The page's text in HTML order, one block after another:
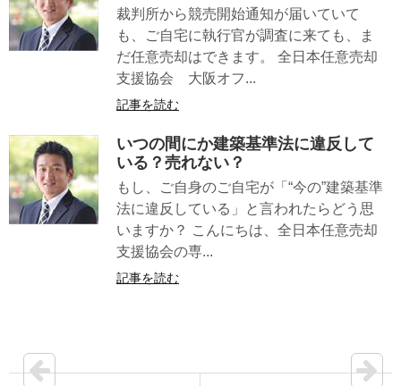
裁判所から競売開始通知が届いていて
も、ご自宅に執行官が調査に来ても、ま
だ任意売却はできます。 全日本任意売却
支援協会 大阪オフ...
記事を読む
いつの間にか建築基準法に違反して
いる？売れない？
もし、ご自身のご自宅が「“今の”建築基準
法に違反している」と言われたらどう思
いますか？ こんにちは、全日本任意売却
支援協会の専...
記事を読む